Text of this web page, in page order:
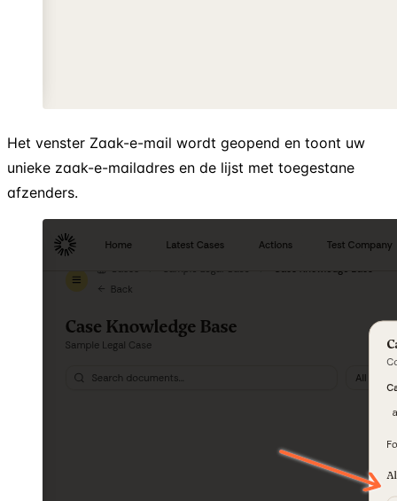
Het venster Zaak-e-mail wordt geopend en toont uw
unieke zaak-e-mailadres en de lijst met toegestane
afzenders.